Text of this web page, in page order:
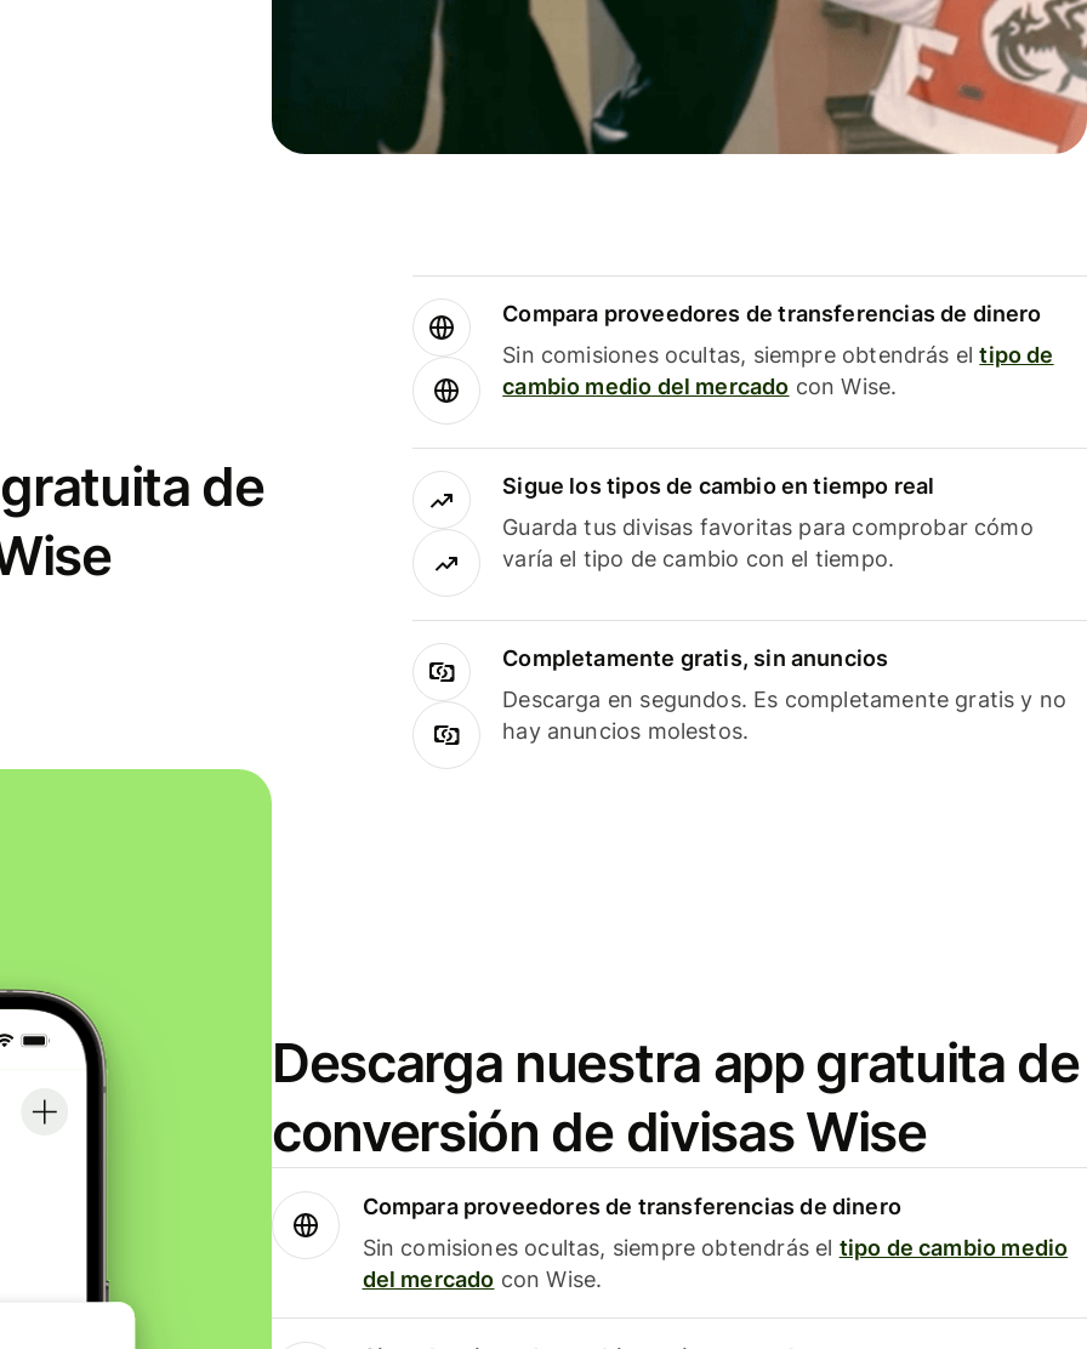
de
Compara proveedores de transferencias de dinero
Sin comisiones ocultas, siempre obtendrás eltipo de
cambio medio del mercado con Wise.
Sigue los tipos de cambio en tiempo real
Guarda tus divisas favoritas para comprobar cómo
varía el tipo de cambio con el tiempo.
Completamente gratis, sin anuncios
Descarga en segundos. Es completamente gratis y no
hay anuncios molestos.
Descarga nuestra app gratuita de
conversión de divisas Wise
Compara proveedores de transferencias de dinero
Sin comisiones ocultas, siempre obtendrás el tipo de cambio medio
del mercado con Wise.